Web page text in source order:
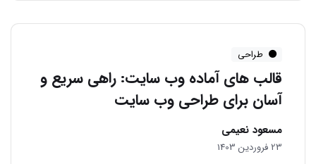
طراحی
قالب های آماده وب سایت: راهی سریع و
آسان برای طراحی وب سایت
مسعود نعیمی
23 فروردین 1403